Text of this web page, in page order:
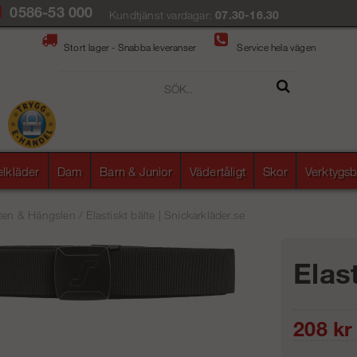
0586-53 000 Kundtjänst vardagar:07.30-16.30
Stort lager - Snabba leveranser Service hela vägen
Dam Barn & Junior Vädertåligt Skor
& Hängslen Elastiskt bälte | Snickarkläder.se
208kr